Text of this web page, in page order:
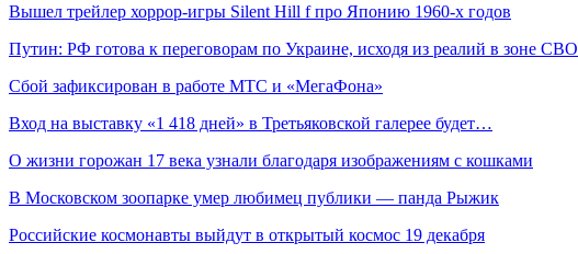
Вышел трейлер хоррор-игры Silent Hill f про Японию 1960-х годов
Путин: РФ готова к переговорам по Украине, исходя из реалий в зоне СВО
Сбой зафиксирован в работе МТС и «МегаФона»
Вход на выставку «1 418 дней» в Третьяковской галерее будет…
О жизни горожан 17 века узнали благодаря изображениям с кошками
В Московском зоопарке умер любимец публики — панда Рыжик
Российские космонавты выйдут в открытый космос 19 декабря